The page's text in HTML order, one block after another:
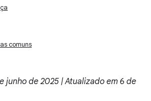
comuns
junho de 2025 | Atualizado em 6 de